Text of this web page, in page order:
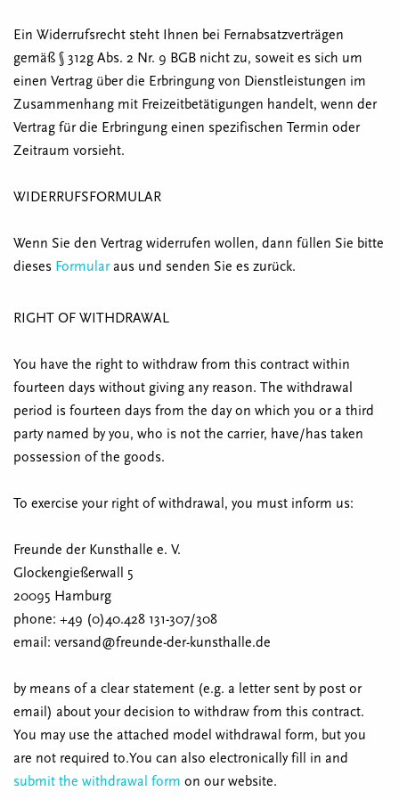
Ein Widerrufsrecht steht Ihnen bei Fernabsatzverträgen
gemäß § 312g Abs. 2 Nr. 9 BGB nicht zu, soweit es sich um
einen Vertrag über die Erbringung von Dienstleistungen im
Zusammenhang mit Freizeitbetätigungen handelt, wenn der
Vertrag für die Erbringung einen spezifischen Termin oder
Zeitraum vorsieht.
WIDERRUFSFORMULAR
Wenn Sie den Vertrag widerrufen wollen, dann füllen Sie bitte
dieses Formular aus und senden Sie es zurück.
RIGHT OF WITHDRAWAL
You have the right to withdraw from this contract within
fourteen days without giving any reason. The withdrawal
period is fourteen days from the day on which you or a third
party named by you, who is not the carrier, have/has taken
possession of the goods.
To exercise your right of withdrawal, you must inform us:
Freunde der Kunsthalle e. V.
Glockengießerwall 5
20095 Hamburg
phone: +49 (0)40.428 131-307/308
email: versand@freunde-der-kunsthalle.de
by means of a clear statement (e.g. a letter sent by post or
email) about your decision to withdraw from this contract.
You may use the attached model withdrawal form, but you
are not required to.You can also electronically fill in and
submit the withdrawal form on our website.